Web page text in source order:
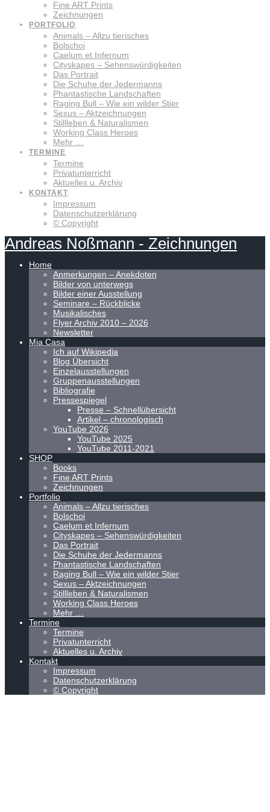
Fine ART Prints
Zeichnungen
PORTFOLIO
Animals – Allzu tierisches
Bolschoi
Caelum et Infernum
Cityskapes – Sehenswürdigkeiten
Das Portrait
Die Schuhe der Jedermanns
Phantastische Landschaften
Raging Bull – Wie ein wilder Stier
Sexus – Aktzeichnungen
Stillleben & Naturalismen
Working Class Heroes
Mehr …
TERMINE
Termine
Privatunterricht
Aktuelles u. Archiv
KONTAKT
Impressum
Datenschutzerklärung
© Copyright
Andreas Noßmann - Zeichnungen
Home
Anmerkungen – Anekdoten
Bilder von unterwegs
Bilder einer Ausstellung
Seminare – Rückblicke
Musikalisches
Flyer Archiv 2010 – 2026
Newsletter
Mia Casa
Ich auf Wikipedia
Blog Übersicht
Einzelausstellungen
Gruppenausstellungen
Bibliografie
Pressespiegel
Presse – Schnellübersicht
Artikel – chronologisch
YouTube 2026
YouTube 2025
YouTube 2011-2021
SHOP
Books
Fine ART Prints
Zeichnungen
Portfolio
Animals – Allzu tierisches
Bolschoi
Caelum et Infernum
Cityskapes – Sehenswürdigkeiten
Das Portrait
Die Schuhe der Jedermanns
Phantastische Landschaften
Raging Bull – Wie ein wilder Stier
Sexus – Aktzeichnungen
Stillleben & Naturalismen
Working Class Heroes
Mehr …
Termine
Termine
Privatunterricht
Aktuelles u. Archiv
Kontakt
Impressum
Datenschutzerklärung
© Copyright